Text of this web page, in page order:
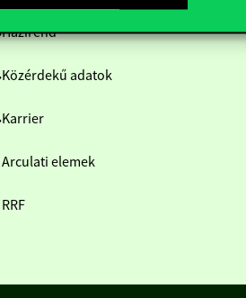
Házirend
Közérdekű adatok
Karrier
Arculati elemek
RRF